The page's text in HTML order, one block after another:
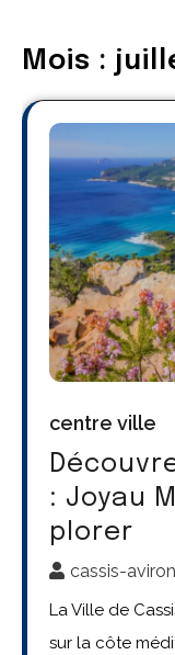
Mois :
centre ville
: Joyau
plorer
cassis-aviron
La Ville de
sur la côte